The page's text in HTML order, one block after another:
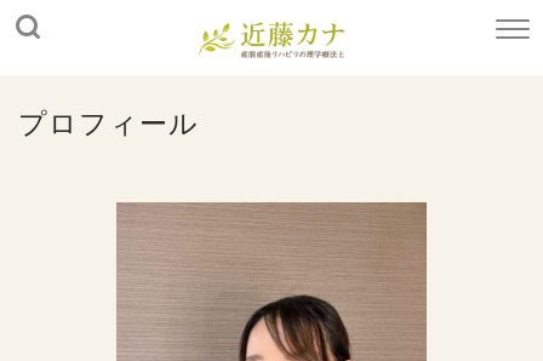
プロフィール